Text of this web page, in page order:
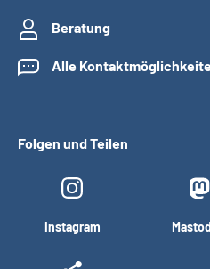
Beratung
Alle
Folgen und Teilen
Instagram